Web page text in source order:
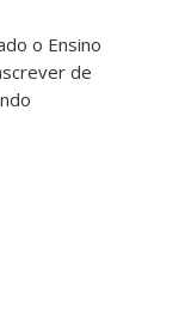
o Ensino
de